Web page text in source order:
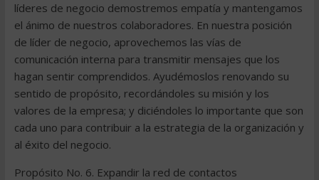
líderes de negocio demostremos empatía y mantengamos
el ánimo de nuestros colaboradores. En nuestra posición
de líder de negocio, aprovechemos las vías de
comunicación interna para transmitir mensajes que los
hagan sentir comprendidos. Ayudémoslos renovando su
sentido de propósito, recordándoles su misión y los
valores de la empresa; y diciéndoles lo importante que son
cada uno para contribuir a la estrategia de la organización y
al éxito del negocio.
Propósito No. 6. Expandir la red de contactos